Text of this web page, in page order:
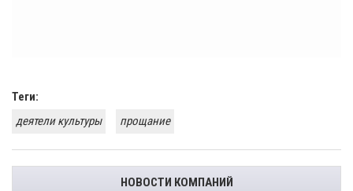
Теги:
деятели культуры
прощание
НОВОСТИ КОМПАНИЙ